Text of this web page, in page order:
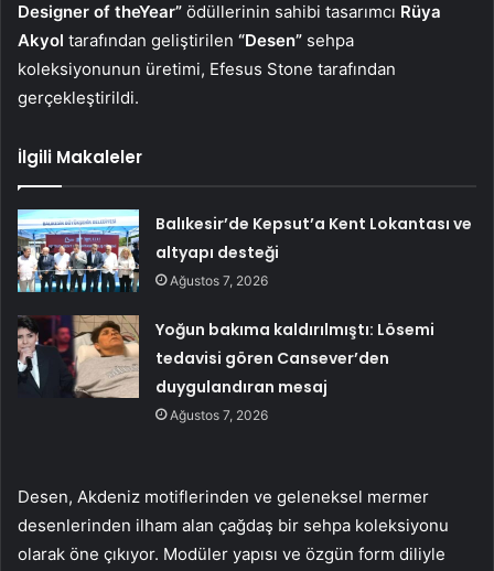
Designer of theYear” ödüllerinin sahibi tasarımcı Rüya
Akyol tarafından geliştirilen “Desen” sehpa
koleksiyonunun üretimi, Efesus Stone tarafından
gerçekleştirildi.
İlgili Makaleler
Balıkesir’de Kepsut’a Kent Lokantası ve
altyapı desteği
Ağustos 7, 2026
Yoğun bakıma kaldırılmıştı: Lösemi
tedavisi gören Cansever’den
duygulandıran mesaj
Ağustos 7, 2026
Desen, Akdeniz motiflerinden ve geleneksel mermer
desenlerinden ilham alan çağdaş bir sehpa koleksiyonu
olarak öne çıkıyor. Modüler yapısı ve özgün form diliyle